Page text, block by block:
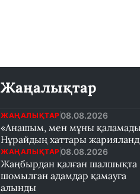
Жаңалықтар
ЖАҢАЛЫҚТАР 08.08.2026
«Анашым, мен мұны
Нұрайдың хаттары
ЖАҢАЛЫҚТАР 08.08.2026
Жаңбырдан қалған шалшықта
шомылған адамдар қамауға
алынды